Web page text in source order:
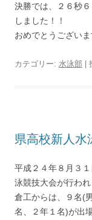
決勝では、２６秒
しました！！
おめでとうござい
カテゴリー: 水泳部 |
県高校新人水
平成２４年８月３
泳競技大会が行われ
倉工からは、９名(
名、２年１名)が出